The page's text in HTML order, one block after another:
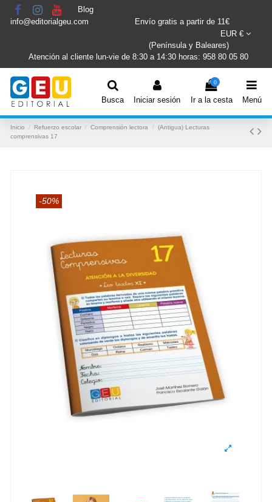
Blog
info@editorialgeu.com
Envío gratis a partir de 11€
EUR €
(Península y Baleares)
Atención al cliente lun-vie de 8:30 a 14:30 horas: 958 80 05 80
Busca Iniciar sesión
0
Ir a la cesta Menú
Inicio Refuerzo escolar Comprensión lectora
(Antigua) Lecturas
comprensivas 17
-50%